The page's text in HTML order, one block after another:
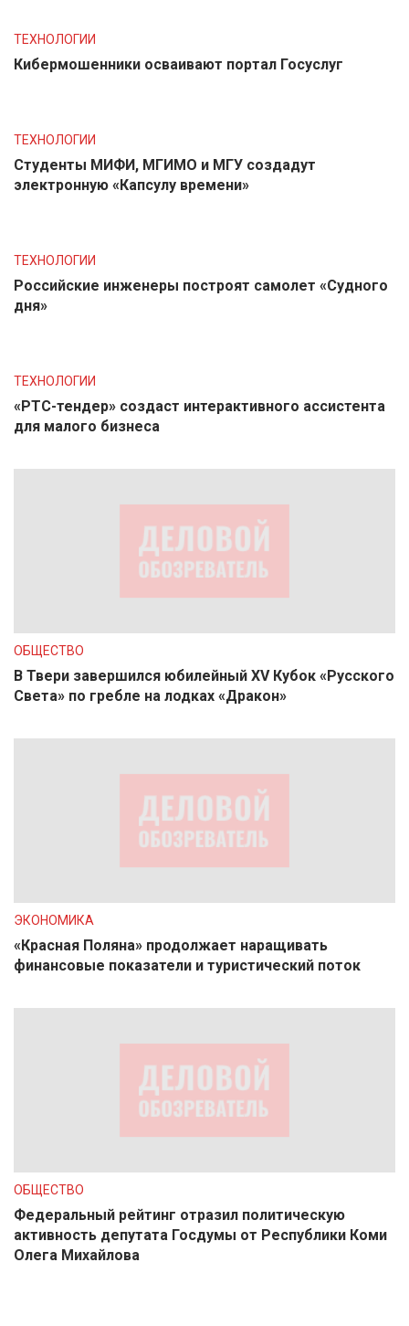
ТЕХНОЛОГИИ
Кибермошенники осваивают портал Госуслуг
ТЕХНОЛОГИИ
Студенты МИФИ, МГИМО и МГУ создадут
электронную «Капсулу времени»
ТЕХНОЛОГИИ
Российские инженеры построят самолет «Судного
дня»
ТЕХНОЛОГИИ
«РТС-тендер» создаст интерактивного ассистента
для малого бизнеса
ОБЩЕСТВО
В Твери завершился юбилейный XV Кубок «Русского
Света» по гребле на лодках «Дракон»
ЭКОНОМИКА
«Красная Поляна» продолжает наращивать
финансовые показатели и туристический поток
ОБЩЕСТВО
Федеральный рейтинг отразил политическую
активность депутата Госдумы от Республики Коми
Олега Михайлова